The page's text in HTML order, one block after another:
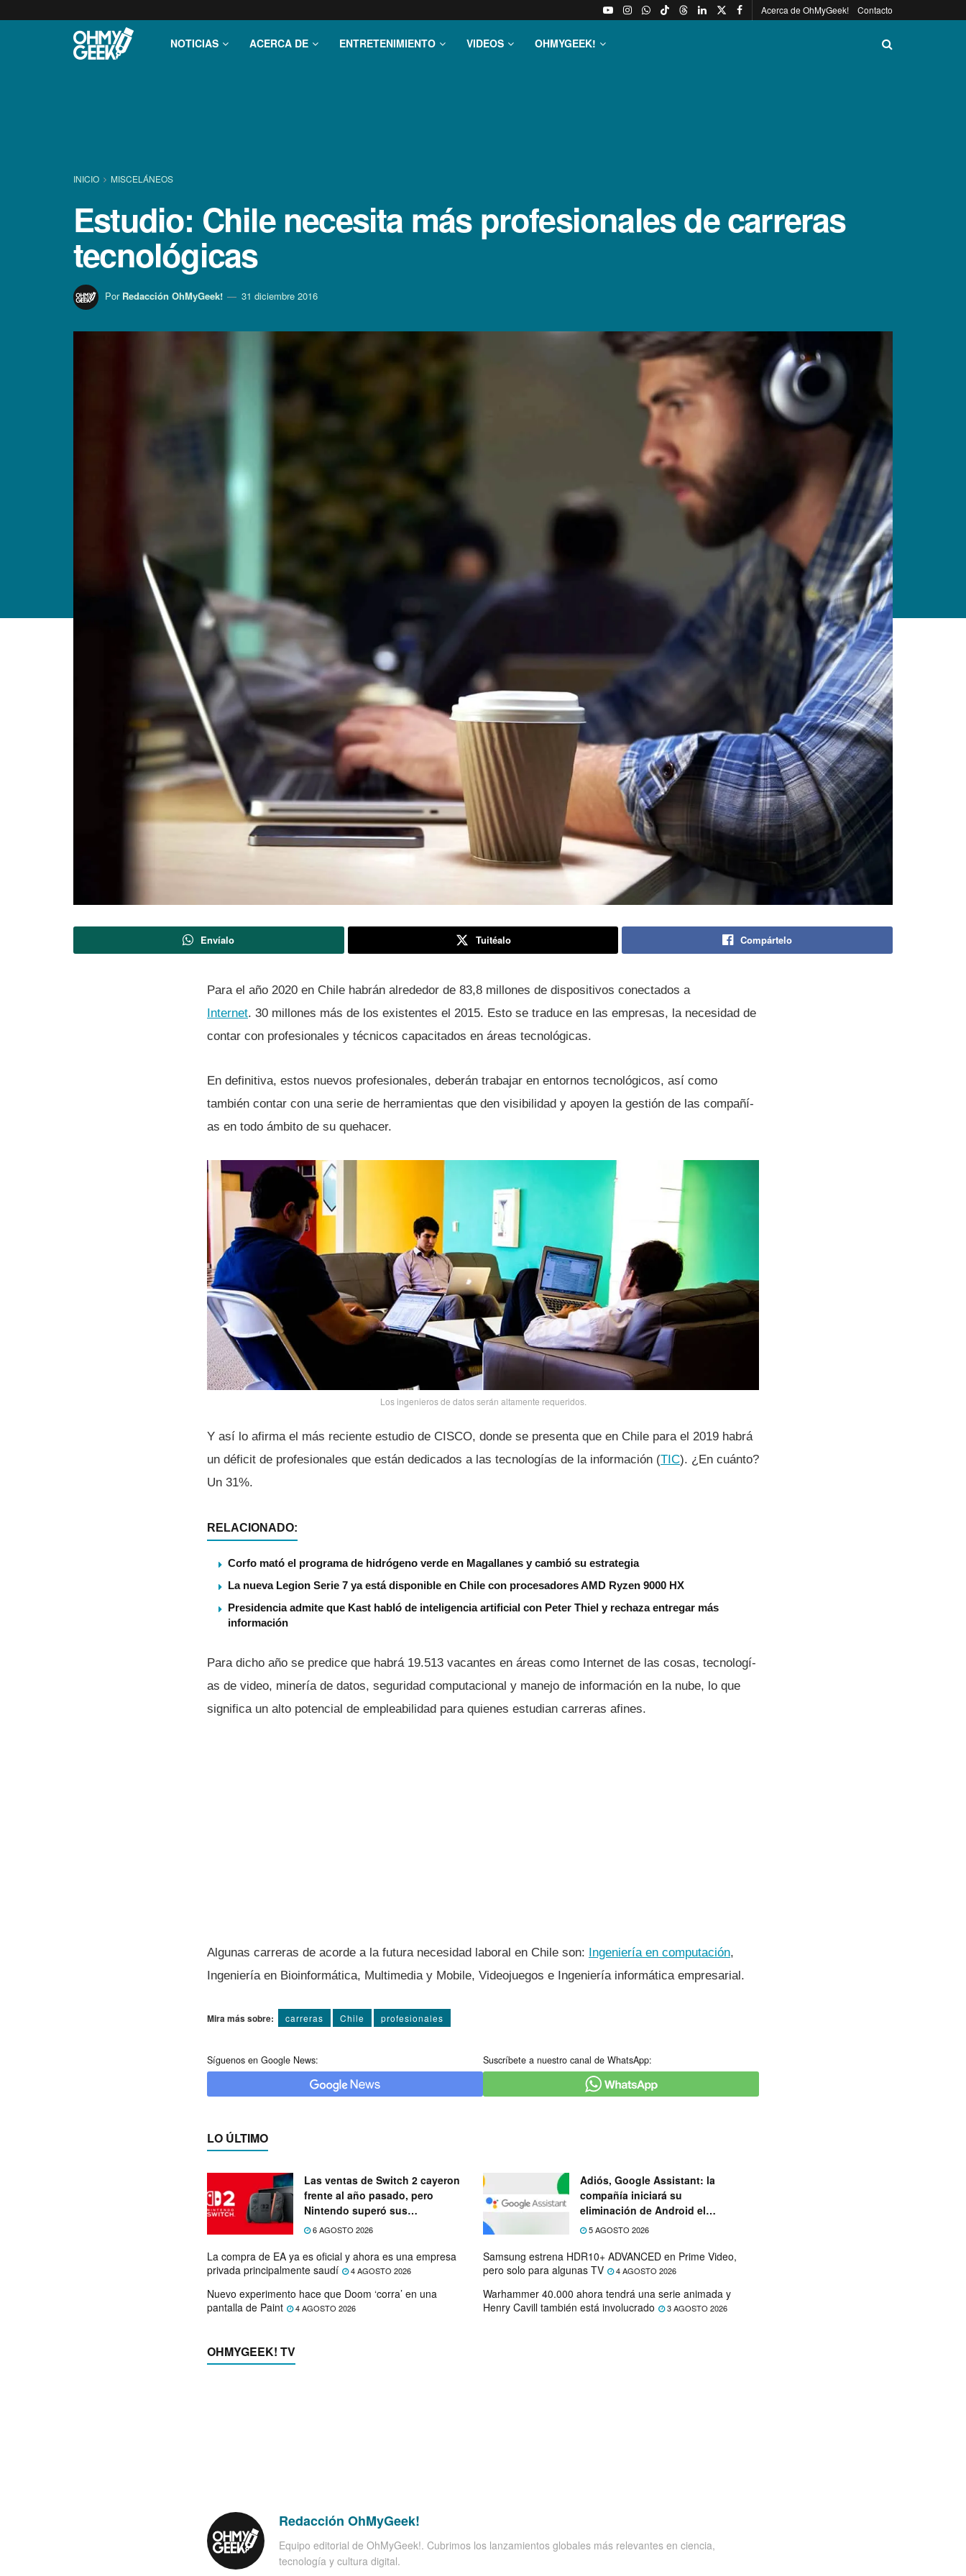
Acerca de OhMyGeek! Contacto
NOTICIAS ACERCA DE ENTRETENIMIENTO VIDEOS OHMYGEEK!
INICIO MISCELÁNEOS
Estudio: Chile necesita más profesionales de carreras
tecnológicas
Por Redacción OhMyGeek! 31 diciembre 2016
Envíalo Tuitéalo Compártelo
Para el año 2020 en Chile habrán alrededor de 83,8 millones de dispositivos conectados a
Internet. 30 millones más de los existentes el 2015. Esto se traduce en las empresas, la necesidad de
contar con profesionales y técnicos capacitados en áreas tecnológicas.
En definitiva, estos nuevos profesionales, deberán trabajar en entornos tecnológicos, así­ como
también contar con una serie de herramientas que den visibilidad y apoyen la gestión de las compañí­
as en todo ámbito de su quehacer.
Los ingenieros de datos serán altamente requeridos.
Y así­ lo afirma el más reciente estudio de CISCO, donde se presenta que en Chile para el 2019 habrá
un déficit de profesionales que están dedicados a las tecnologí­as de la información (TIC). ¿En cuánto?
Un 31%.
RELACIONADO:
Corfo mató el programa de hidrógeno verde en Magallanes y cambió su estrategia
La nueva Legion Serie 7 ya está disponible en Chile con procesadores AMD Ryzen 9000 HX
Presidencia admite que Kast habló de inteligencia artificial con Peter Thiel y rechaza entregar más
información
Para dicho año se predice que habrá 19.513 vacantes en áreas como Internet de las cosas, tecnologí­
as de video, minerí­a de datos, seguridad computacional y manejo de información en la nube, lo que
significa un alto potencial de empleabilidad para quienes estudian carreras afines.
Algunas carreras de acorde a la futura necesidad laboral en Chile son: Ingenierí­a en computación,
Ingenierí­a en Bioinformática, Multimedia y Mobile, Videojuegos e Ingenierí­a informática empresarial.
Mira más sobre: carreras Chile profesionales
Síguenos en Google News: Suscríbete a nuestro canal de WhatsApp:
LO ÚLTIMO
Las ventas de Switch 2 cayeron
frente al año pasado, pero
Nintendo superó sus
expectativas
6 AGOSTO 2026
Adiós, Google Assistant: la
compañía iniciará su
eliminación de Android el
próximo mes
5 AGOSTO 2026
La compra de EA ya es oficial y ahora es una empresa
privada principalmente saudí
4 AGOSTO 2026
Samsung estrena HDR10+ ADVANCED en Prime Video,
pero solo para algunas TV
4 AGOSTO 2026
Nuevo experimento hace que Doom ‘corra’ en una
pantalla de Paint
4 AGOSTO 2026
Warhammer 40.000 ahora tendrá una serie animada y
Henry Cavill también está involucrado
3 AGOSTO 2026
OHMYGEEK! TV
Redacción OhMyGeek!
Equipo editorial de OhMyGeek!. Cubrimos los lanzamientos globales más relevantes en ciencia,
tecnología y cultura digital.